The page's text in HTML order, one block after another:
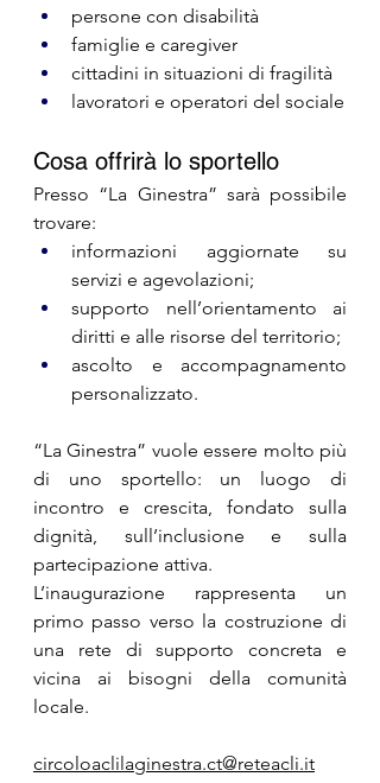
persone con disabilità
famiglie e caregiver
cittadini in situazioni di fragilità
lavoratori e operatori del sociale
Cosa offrirà lo sportello
Presso “La Ginestra” sarà possibile
trovare:
informazioni aggiornate su
servizi e agevolazioni;
supporto nell’orientamento ai
diritti e alle risorse del territorio;
ascolto e accompagnamento
personalizzato.
“La Ginestra” vuole essere molto più
di uno sportello: un luogo di
incontro e crescita, fondato sulla
dignità, sull’inclusione e sulla
partecipazione attiva.
L’inaugurazione rappresenta un
primo passo verso la costruzione di
una rete di supporto concreta e
vicina ai bisogni della comunità
locale.
circoloaclilaginestra.ct@reteacli.it